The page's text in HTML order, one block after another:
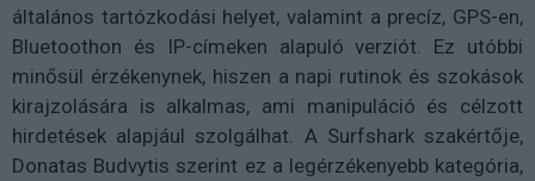
általános tartózkodási helyet, valamint a precíz, GPS-en,
Bluetoothon és IP-címeken alapuló verziót. Ez utóbbi
minősül érzékenynek, hiszen a napi rutinok és szokások
kirajzolására is alkalmas, ami manipuláció és célzott
hirdetések alapjául szolgálhat. A Surfshark szakértője,
Donatas Budvytis szerint ez a legérzékenyebb kategória,